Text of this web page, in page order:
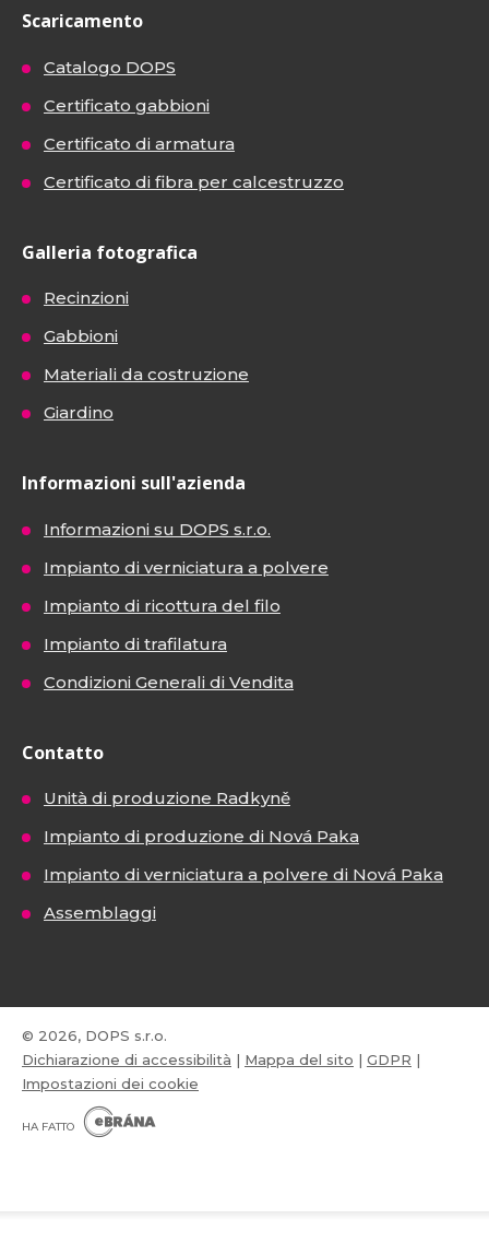
Scaricamento
Catalogo DOPS
Certificato gabbioni
Certificato di armatura
Certificato di fibra per calcestruzzo
Galleria fotografica
Recinzioni
Gabbioni
Materiali da costruzione
Giardino
Informazioni sull'azienda
Informazioni su DOPS s.r.o.
Impianto di verniciatura a polvere
Impianto di ricottura del filo
Impianto di trafilatura
Condizioni Generali di Vendita
Contatto
Unità di produzione Radkyně
Impianto di produzione di Nová Paka
Impianto di verniciatura a polvere di Nová Paka
Assemblaggi
© 2026, DOPS s.r.o.
Dichiarazione di accessibilità | Mappa del sito | GDPR |
Impostazioni dei cookie
HA FATTO
B